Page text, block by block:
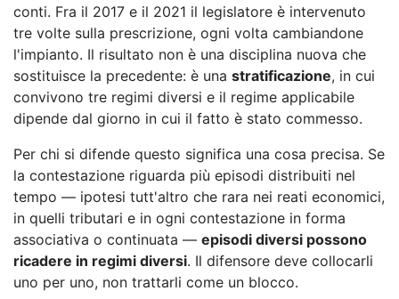
conti. Fra il 2017 e il 2021 il legislatore è intervenuto
tre volte sulla prescrizione, ogni volta cambiandone
l'impianto. Il risultato non è una disciplina nuova che
sostituisce la precedente: è una stratificazione, in cui
convivono tre regimi diversi e il regime applicabile
dipende dal giorno in cui il fatto è stato commesso.
Per chi si difende questo significa una cosa precisa. Se
la contestazione riguarda più episodi distribuiti nel
tempo — ipotesi tutt'altro che rara nei reati economici,
in quelli tributari e in ogni contestazione in forma
associativa o continuata — episodi diversi possono
ricadere in regimi diversi. Il difensore deve collocarli
uno per uno, non trattarli come un blocco.